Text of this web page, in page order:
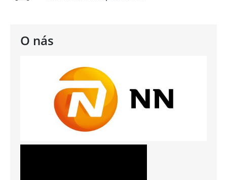
O nás